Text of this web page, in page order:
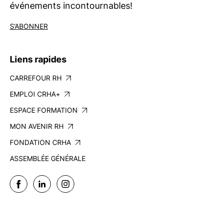
événements incontournables!
S’ABONNER
Liens rapides
CARREFOUR RH
EMPLOI CRHA+
ESPACE FORMATION
MON AVENIR RH
FONDATION CRHA
ASSEMBLÉE GÉNÉRALE